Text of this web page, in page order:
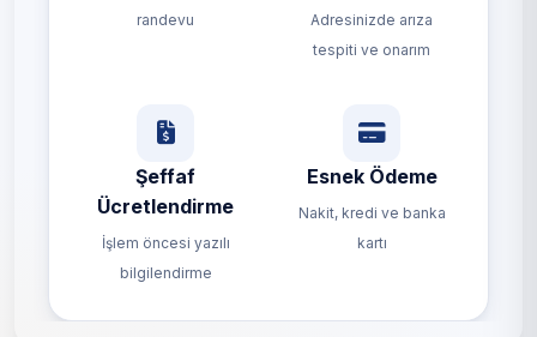
randevu
Adresinizde arıza
tespiti ve onarım
Şeffaf
Ücretlendirme
İşlem öncesi yazılı
bilgilendirme
Esnek Ödeme
Nakit, kredi ve banka
kartı